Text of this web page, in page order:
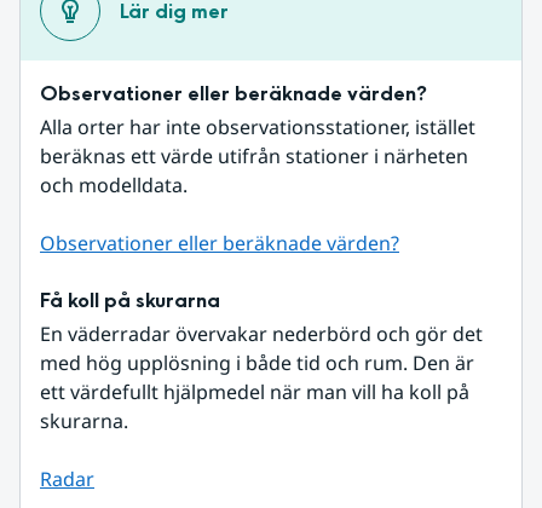
Lär dig mer
Observationer eller beräknade värden?
Alla orter har inte observationsstationer, istället
beräknas ett värde utifrån stationer i närheten
och modelldata.
Observationer eller beräknade värden?
Få koll på skurarna
En väderradar övervakar nederbörd och gör det
med hög upplösning i både tid och rum. Den är
ett värdefullt hjälpmedel när man vill ha koll på
skurarna.
Radar